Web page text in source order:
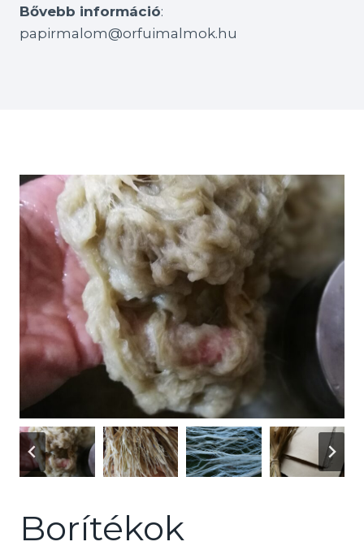
Bővebb információ:
papirmalom@orfuimalmok.hu
Borítékok